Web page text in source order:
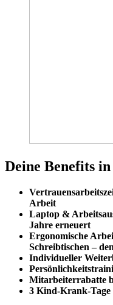
Deine Benefits
Arbeit
Laptop &
Jahre erneuert
Ergonomische
Schreibtischen –
Individueller
Mitarbeiterrabatte
3 Kind-Krank-